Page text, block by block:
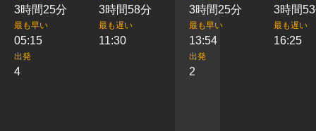
3時間25分 3時間58分
最も早い
05:15
最も遅い
11:30
出発
4
3時間25分 3時間
最も早い
13:54
最も遅い
16:25
出発
2